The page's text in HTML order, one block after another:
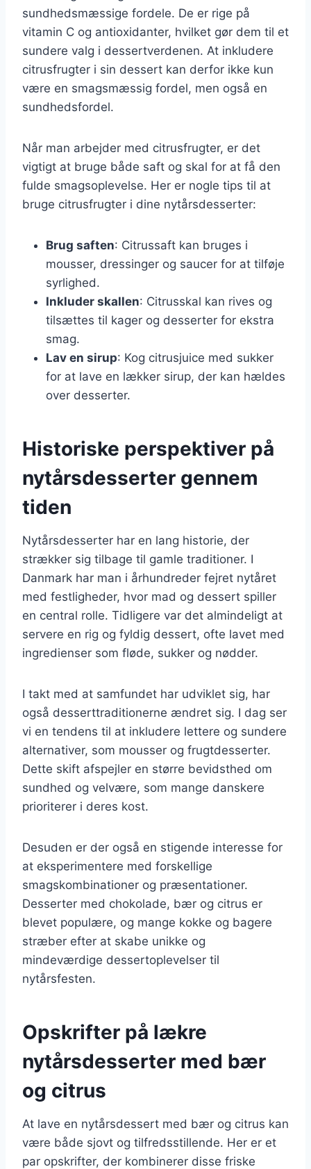
sundhedsmæssige fordele. De er rige på
vitamin C og antioxidanter, hvilket gør dem til et
sundere valg i dessertverdenen. At inkludere
citrusfrugter i sin dessert kan derfor ikke kun
være en smagsmæssig fordel, men også en
sundhedsfordel.
Når man arbejder med citrusfrugter, er det
vigtigt at bruge både saft og skal for at få den
fulde smagsoplevelse. Her er nogle tips til at
bruge citrusfrugter i dine nytårsdesserter:
Brug saften: Citrussaft kan bruges i
mousser, dressinger og saucer for at tilføje
syrlighed.
Inkluder skallen: Citrusskal kan rives og
tilsættes til kager og desserter for ekstra
smag.
Lav en sirup: Kog citrusjuice med sukker
for at lave en lækker sirup, der kan hældes
over desserter.
Historiske perspektiver på
nytårsdesserter gennem
tiden
Nytårsdesserter har en lang historie, der
strækker sig tilbage til gamle traditioner. I
Danmark har man i århundreder fejret nytåret
med festligheder, hvor mad og dessert spiller
en central rolle. Tidligere var det almindeligt at
servere en rig og fyldig dessert, ofte lavet med
ingredienser som fløde, sukker og nødder.
I takt med at samfundet har udviklet sig, har
også desserttraditionerne ændret sig. I dag ser
vi en tendens til at inkludere lettere og sundere
alternativer, som mousser og frugtdesserter.
Dette skift afspejler en større bevidsthed om
sundhed og velvære, som mange danskere
prioriterer i deres kost.
Desuden er der også en stigende interesse for
at eksperimentere med forskellige
smagskombinationer og præsentationer.
Desserter med chokolade, bær og citrus er
blevet populære, og mange kokke og bagere
stræber efter at skabe unikke og
mindeværdige dessertoplevelser til
nytårsfesten.
Opskrifter på lækre
nytårsdesserter med bær
og citrus
At lave en nytårsdessert med bær og citrus kan
være både sjovt og tilfredsstillende. Her er et
par opskrifter, der kombinerer disse friske